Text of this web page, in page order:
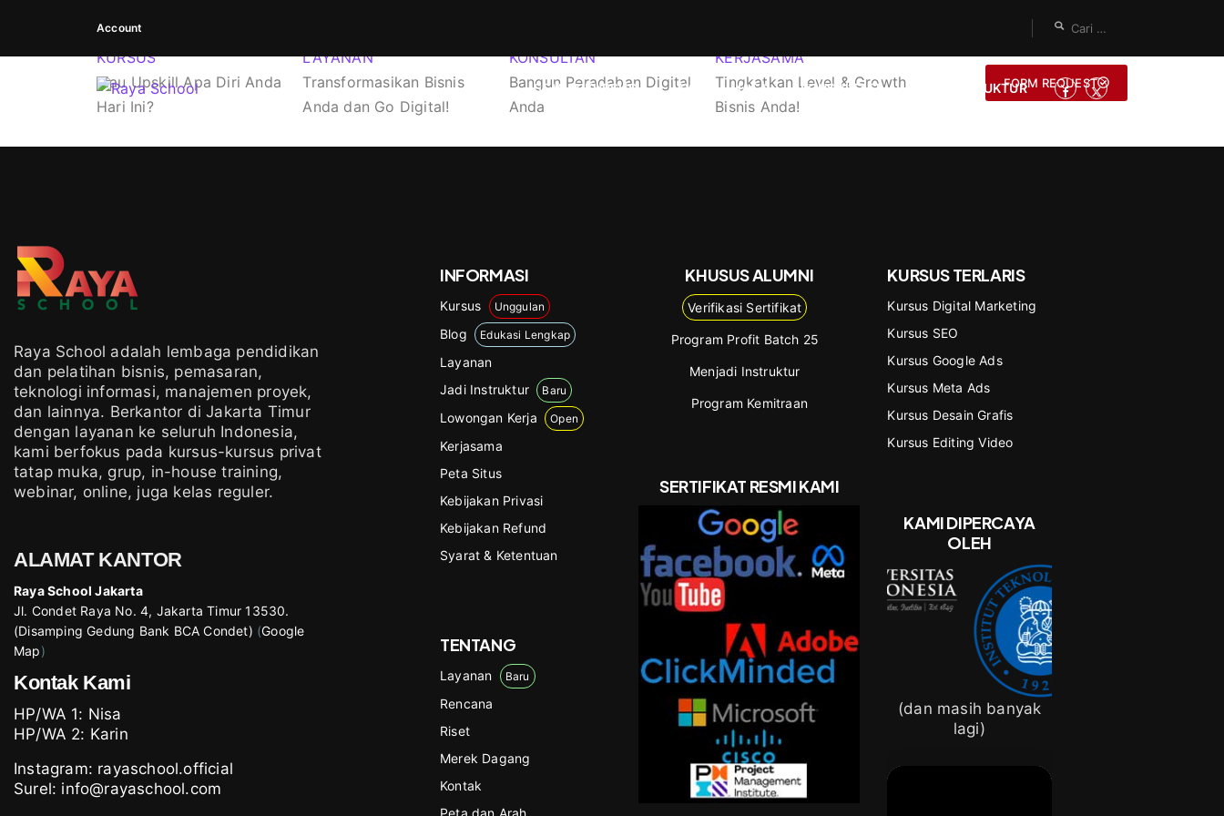
Account
SEMUA KURSUS LAYANAN/JASA KONSULTASI JADI INSTRUKTUR
KURSUS
Mau Upskill Apa Diri Anda
Hari Ini?
LAYANAN
Transformasikan Bisnis
Anda dan Go Digital!
KONSULTAN
Bangun Peradaban Digital
Anda
KERJASAMA
Tingkatkan Level & Growth
Bisnis Anda!
FORM REQUEST
Raya School adalah lembaga pendidikan
dan pelatihan bisnis, pemasaran,
teknologi informasi, manajemen proyek,
dan lainnya. Berkantor di Jakarta Timur
dengan layanan ke seluruh Indonesia,
kami berfokus pada kursus-kursus privat
tatap muka, grup, in-house training,
webinar, online, juga kelas reguler.
ALAMAT KANTOR
Raya School Jakarta
Jl. Condet Raya No. 4, Jakarta Timur 13530.
(Disamping Gedung Bank BCA Condet) (Google
Map)
Kontak Kami
HP/WA 1: Nisa
HP/WA 2: Karin
Instagram: rayaschool.official
Surel: info@rayaschool.com
INFORMASI
Kursus Unggulan
Blog Edukasi Lengkap
Layanan
Jadi Instruktur Baru
Lowongan Kerja Open
Kerjasama
Peta Situs
Kebijakan Privasi
Kebijakan Refund
Syarat & Ketentuan
TENTANG
Layanan Baru
Rencana
Riset
Merek Dagang
Kontak
Peta dan Arah
KHUSUS ALUMNI
Verifikasi Sertifikat
Program Profit Batch 25
Menjadi Instruktur
Program Kemitraan
SERTIFIKAT RESMI KAMI
KURSUS TERLARIS
Kursus Digital Marketing
Kursus SEO
Kursus Google Ads
Kursus Meta Ads
Kursus Desain Grafis
Kursus Editing Video
KAMI DIPERCAYA
OLEH
(dan masih banyak
lagi)